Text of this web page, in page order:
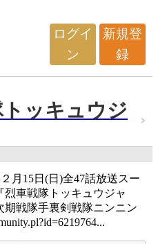
ログイ
ン
新規登
録
ッキュウジ
月15日(日)全47話放送スー
車戦隊トッキュウジャ
戦隊手裏剣戦隊ニンニン